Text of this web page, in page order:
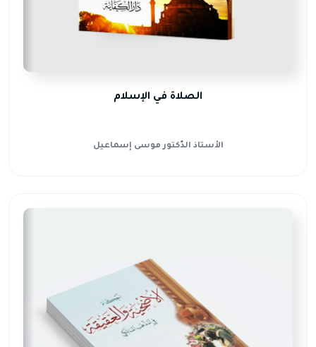
الصلاة في الإسلام
الأستاذ الدّكتور موسى إسماعيل